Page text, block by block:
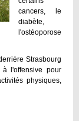
cancers, le
diabète,
l'ostéoporose
Strasbourg
l'offensive pour
physiques,